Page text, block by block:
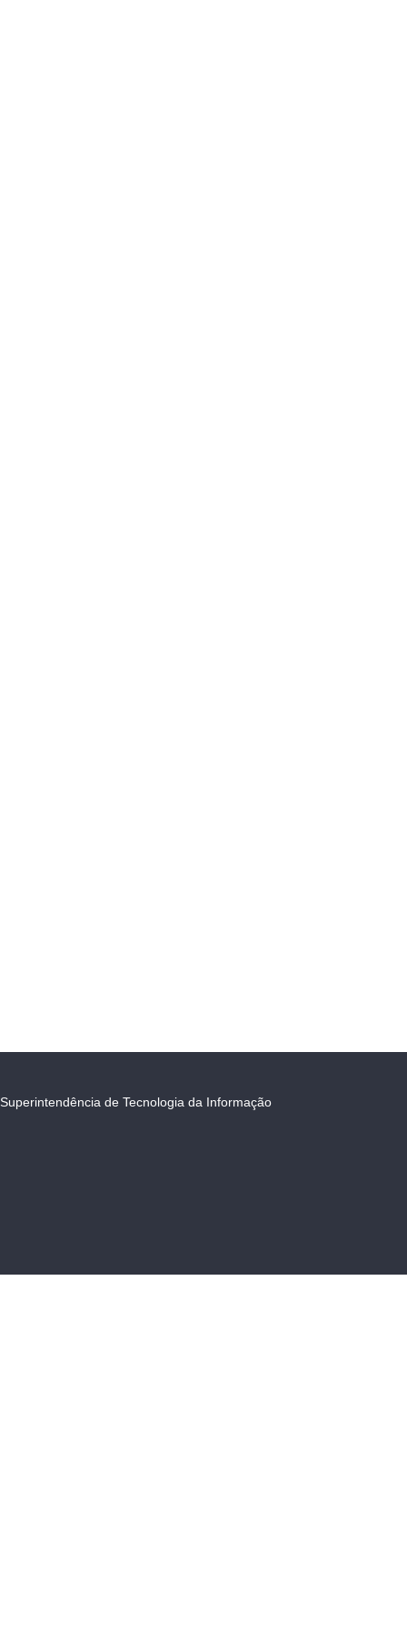
Superintendência de Tecnologia da Informação